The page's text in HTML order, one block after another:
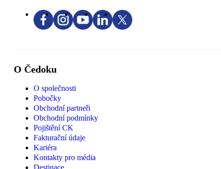
O Čedoku
O společnosti
Pobočky
Obchodní partneři
Obchodní podmínky
Pojištění CK
Fakturační údaje
Kariéra
Kontakty pro média
Destinace